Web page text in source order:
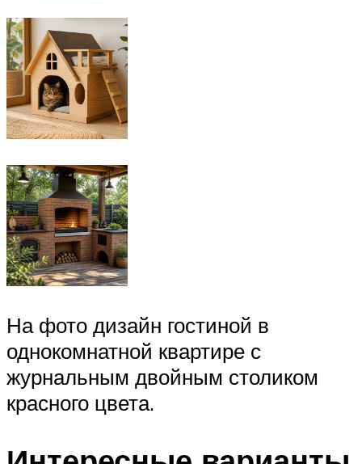
На фото дизайн гостиной в
однокомнатной квартире с
журнальным двойным столиком
красного цвета.